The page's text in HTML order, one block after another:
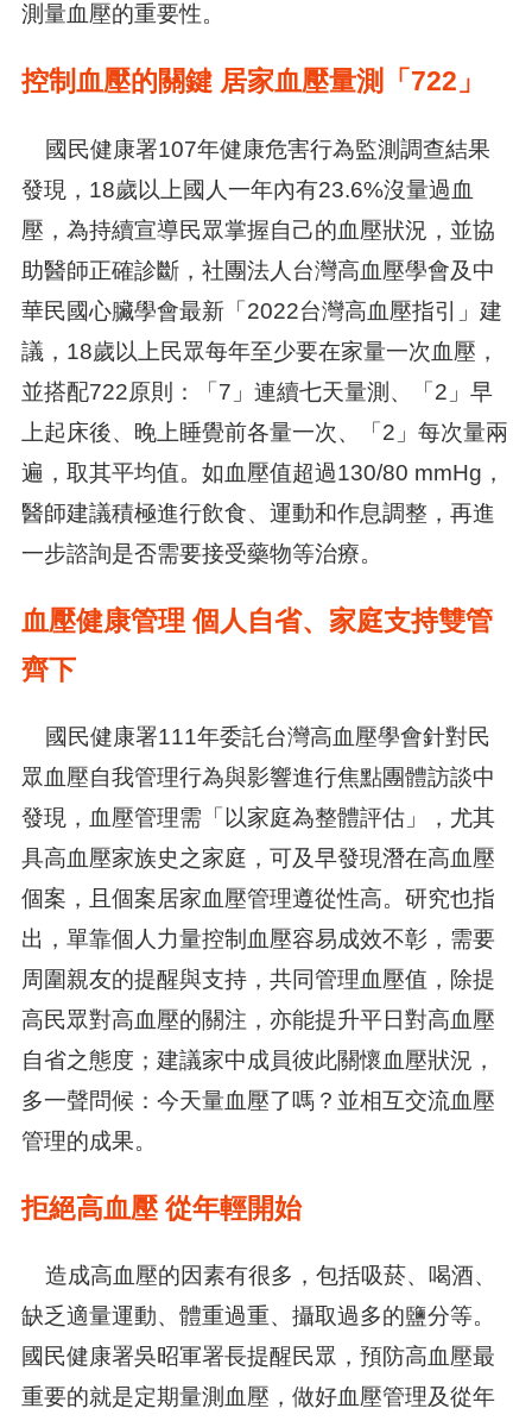
測量血壓的重要性。
控制血壓的關鍵 居家血壓量測「722」
國民健康署107年健康危害行為監測調查結果
發現，18歲以上國人一年內有23.6%沒量過血
壓，為持續宣導民眾掌握自己的血壓狀況，並協
助醫師正確診斷，社團法人台灣高血壓學會及中
華民國心臟學會最新「2022台灣高血壓指引」建
議，18歲以上民眾每年至少要在家量一次血壓，
並搭配722原則：「7」連續七天量測、「2」早
上起床後、晚上睡覺前各量一次、「2」每次量兩
遍，取其平均值。如血壓值超過130/80 mmHg，
醫師建議積極進行飲食、運動和作息調整，再進
一步諮詢是否需要接受藥物等治療。
血壓健康管理 個人自省、家庭支持雙管
齊下
國民健康署111年委託台灣高血壓學會針對民
眾血壓自我管理行為與影響進行焦點團體訪談中
發現，血壓管理需「以家庭為整體評估」，尤其
具高血壓家族史之家庭，可及早發現潛在高血壓
個案，且個案居家血壓管理遵從性高。研究也指
出，單靠個人力量控制血壓容易成效不彰，需要
周圍親友的提醒與支持，共同管理血壓值，除提
高民眾對高血壓的關注，亦能提升平日對高血壓
自省之態度；建議家中成員彼此關懷血壓狀況，
多一聲問候：今天量血壓了嗎？並相互交流血壓
管理的成果。
拒絕高血壓 從年輕開始
造成高血壓的因素有很多，包括吸菸、喝酒、
缺乏適量運動、體重過重、攝取過多的鹽分等。
國民健康署吳昭軍署長提醒民眾，預防高血壓最
重要的就是定期量測血壓，做好血壓管理及從年